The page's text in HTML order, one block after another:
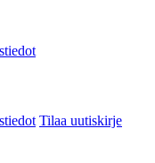
Tilaa uutiskirje